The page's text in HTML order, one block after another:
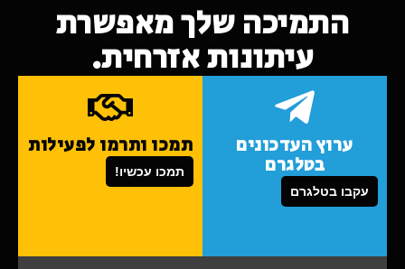
התמיכה שלך מאפשרת
עיתונות אזרחית.
ערוץ העדכונים
בטלגרם
עקבו בטלגרם
תמכו ותרמו לפעילות
תמכו עכשיו!